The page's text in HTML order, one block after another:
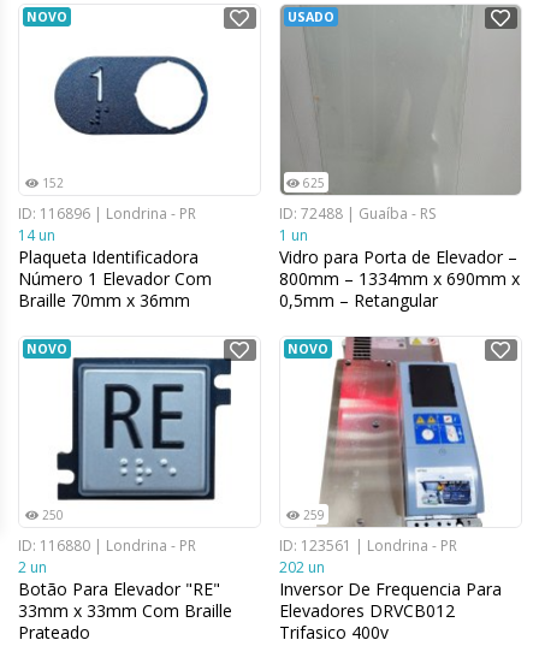
NOVO
152
ID: 116896 | Londrina - PR
14 un
Plaqueta Identificadora
Número 1 Elevador Com
Braille 70mm x 36mm
USADO
625
ID: 72488 | Guaíba - RS
1 un
Vidro para Porta de Elevador –
800mm – 1334mm x 690mm x
0,5mm – Retangular
NOVO
250
ID: 116880 | Londrina - PR
2 un
Botão Para Elevador "RE"
33mm x 33mm Com Braille
Prateado
NOVO
259
ID: 123561 | Londrina - PR
202 un
Inversor De Frequencia Para
Elevadores DRVCB012
Trifasico 400v